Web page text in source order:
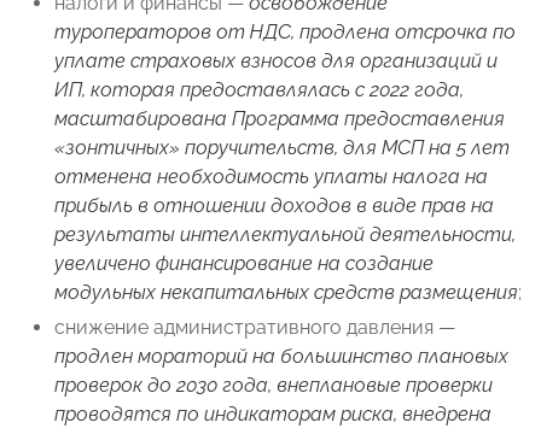
туроператоров от НДС, продлена отсрочка по
уплате страховых взносов для организаций и
ИП, которая предоставлялась с 2022 года,
масштабирована Программа предоставления
«зонтичных» поручительств, для МСП на 5 лет
отменена необходимость уплаты налога на
прибыль в отношении доходов в виде прав на
результаты интеллектуальной деятельности,
увеличено финансирование на создание
модульных некапитальных средств размещения;
снижение административного давления —
продлен мораторий на большинство плановых
проверок до 2030 года, внеплановые проверки
проводятся по индикаторам риска, внедрена